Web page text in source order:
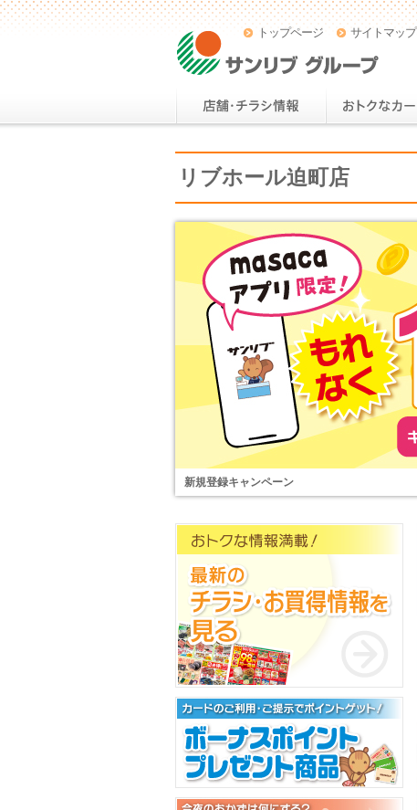
トップページ サイトマップ
リブホール迫町店
新規登録キャンペーン